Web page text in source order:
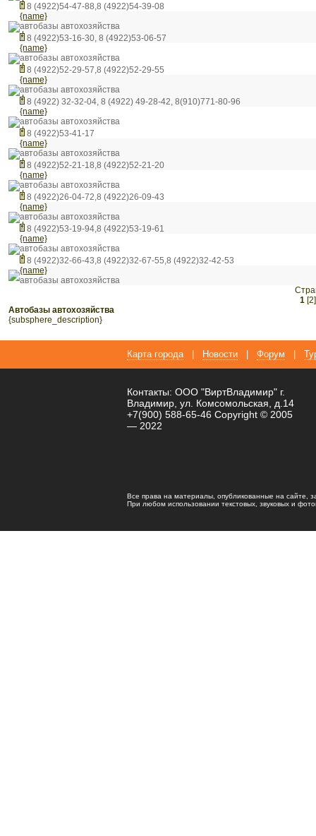
8 (4922)54-47-88,8 (4922)54-39-08
{name}
автобазы автохозяйства
8 (4922)53-16-30, 8 (4922)53-06-57
{name}
автобазы автохозяйства
8 (4922)52-29-57,8 (4922)52-29-55
{name}
автобазы автохозяйства
8 (4922) 32-32-04, 8 (4922) 49-28-42, 8(910)771-80-96
{name}
автобазы автохозяйства
8 (4922)53-41-17
{name}
автобазы автохозяйства
8 (4922)52-21-18,8 (4922)52-21-20
{name}
автобазы автохозяйства
8 (4922)26-04-72,8 (4922)26-09-43
{name}
автобазы автохозяйства
8 (4922)53-19-94,8 (4922)53-19-61
{name}
автобазы автохозяйства
8 (4922)32-66-43,8 (4922)32-67-55,8 (4922)32-42-53
{name}
автобазы автохозяйства
1 [2]
автобазы автохозяйства
{subsphere_description}
Карта города Новости Форум
Контакты: ООО "ВиртВладимир" г.
Владимир, ул. Комсомольская, д.14
+7(900) 588-65-46 Copyright © 2005
— 2022
Все права на материалы, опубликованные на сайте,
При любом использовании текстовых, звуковых и